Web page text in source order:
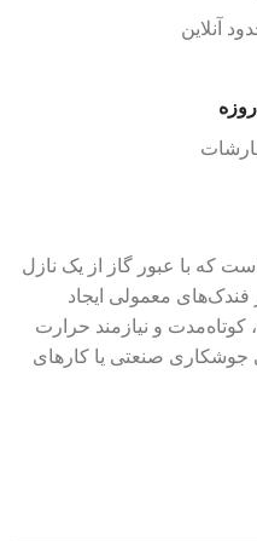
آنلاین
که با عبور گاز از یک نازل
فندک‌های معمولی ایجاد
کوتاه‌مدت و نیازمند حرارت
صنعتی یا کارهای